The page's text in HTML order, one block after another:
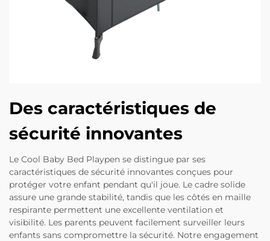
Des caractéristiques de
sécurité innovantes
Le Cool Baby Bed Playpen se distingue par ses
caractéristiques de sécurité innovantes conçues pour
protéger votre enfant pendant qu'il joue. Le cadre solide
assure une grande stabilité, tandis que les côtés en maille
respirante permettent une excellente ventilation et
visibilité. Les parents peuvent facilement surveiller leurs
enfants sans compromettre la sécurité. Notre engagement